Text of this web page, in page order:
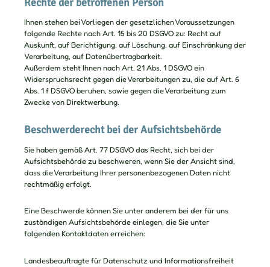
Ihnen stehen bei Vorliegen der gesetzlichen Voraussetzungen
folgende Rechte nach Art. 15 bis 20 DSGVO zu: Recht auf
Auskunft, auf Berichtigung, auf Löschung, auf Einschränkung der
Verarbeitung, auf Datenübertragbarkeit.
Außerdem steht Ihnen nach Art. 21 Abs. 1 DSGVO ein
Widerspruchsrecht gegen die Verarbeitungen zu, die auf Art. 6
Abs. 1 f DSGVO beruhen, sowie gegen die Verarbeitung zum
Zwecke von Direktwerbung.
Beschwerderecht bei der Aufsichtsbehörde
Sie haben gemäß Art. 77 DSGVO das Recht, sich bei der
Aufsichtsbehörde zu beschweren, wenn Sie der Ansicht sind,
dass die Verarbeitung Ihrer personenbezogenen Daten nicht
rechtmäßig erfolgt.
Eine Beschwerde können Sie unter anderem bei der für uns
zuständigen Aufsichtsbehörde einlegen, die Sie unter
folgenden Kontaktdaten erreichen:
Landesbeauftragte für Datenschutz und Informationsfreiheit